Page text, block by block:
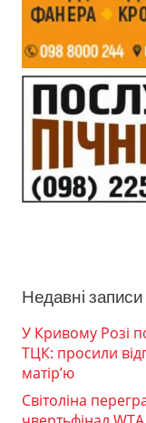
Недавні записи
У Кривому Розі
ТЦК: просили
матір’ю
Світоліна